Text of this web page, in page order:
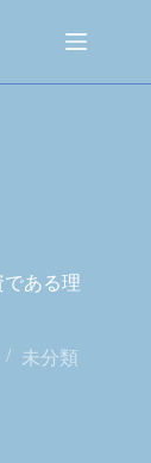
ある理
未分類